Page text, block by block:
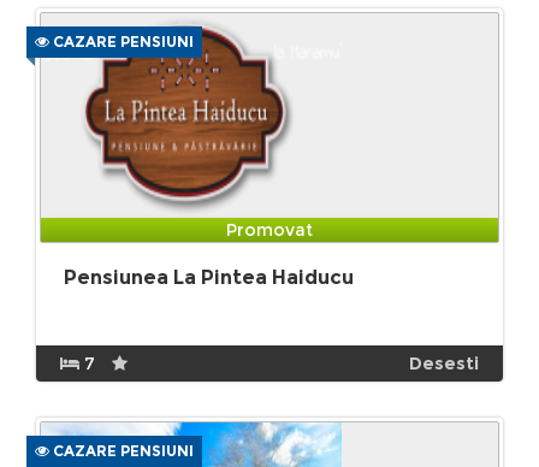
CAZARE PENSIUNI
Promovat
Pensiunea La Pintea Haiducu
7 Desesti
CAZARE PENSIUNI